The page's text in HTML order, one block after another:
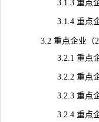
3.1.3 重点企业（
3.1.4 重点企业
3.2 重点企业（2
3.2.1 重点企业
3.2.2 重点企业
3.2.3 重点企业（
3.2.4 重点企业